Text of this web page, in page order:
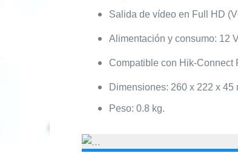
Salida de vídeo en Full HD
Alimentación y consumo: 12
Compatible con Hik-Connect
Dimensiones: 260 x 222 x 45
Peso: 0.8 kg.